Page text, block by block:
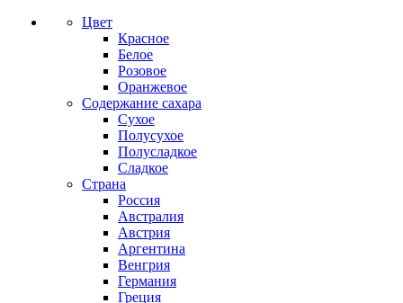
Цвет
Красное
Белое
Розовое
Оранжевое
Содержание сахара
Сухое
Полусухое
Полусладкое
Сладкое
Страна
Россия
Австралия
Австрия
Аргентина
Венгрия
Германия
Греция